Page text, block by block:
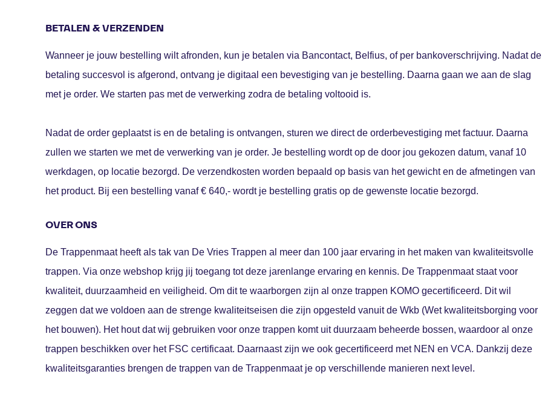
BETALEN & VERZENDEN
Wanneer je jouw bestelling wilt afronden, kun je betalen via Bancontact, Belfius, of per bankoverschrijving. Nadat de
betaling succesvol is afgerond, ontvang je digitaal een bevestiging van je bestelling. Daarna gaan we aan de slag
met je order. We starten pas met de verwerking zodra de betaling voltooid is.
Nadat de order geplaatst is en de betaling is ontvangen, sturen we direct de orderbevestiging met factuur. Daarna
zullen we starten we met de verwerking van je order. Je bestelling wordt op de door jou gekozen datum, vanaf 10
werkdagen, op locatie bezorgd. De verzendkosten worden bepaald op basis van het gewicht en de afmetingen van
het product. Bij een bestelling vanaf € 640,- wordt je bestelling gratis op de gewenste locatie bezorgd.
OVER ONS
De Trappenmaat heeft als tak van De Vries Trappen al meer dan 100 jaar ervaring in het maken van kwaliteitsvolle
trappen. Via onze webshop krijg jij toegang tot deze jarenlange ervaring en kennis. De Trappenmaat staat voor
kwaliteit, duurzaamheid en veiligheid. Om dit te waarborgen zijn al onze trappen KOMO gecertificeerd. Dit wil
zeggen dat we voldoen aan de strenge kwaliteitseisen die zijn opgesteld vanuit de Wkb (Wet kwaliteitsborging voor
het bouwen). Het hout dat wij gebruiken voor onze trappen komt uit duurzaam beheerde bossen, waardoor al onze
trappen beschikken over het FSC certificaat. Daarnaast zijn we ook gecertificeerd met NEN en VCA. Dankzij deze
kwaliteitsgaranties brengen de trappen van de Trappenmaat je op verschillende manieren next level.